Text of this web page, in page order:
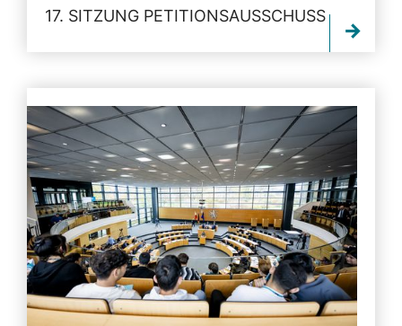
17. SITZUNG PETITIONSAUSSCHUSS